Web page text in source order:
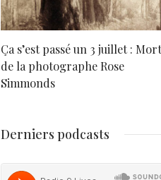
Ça s’est passé un 3 juillet : Mort
de la photographe Rose
Simmonds
Derniers podcasts